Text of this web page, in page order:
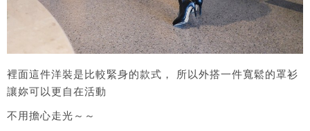
裡面這件洋裝是比較緊身的款式， 所以外搭一件寬鬆的罩衫
讓妳可以更自在活動
不用擔心走光～～